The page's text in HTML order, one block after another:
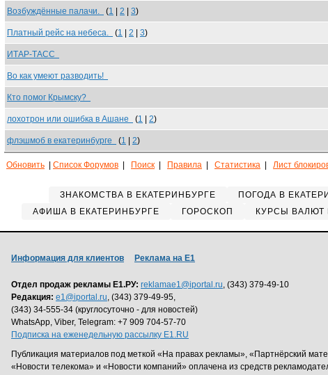
Возбуждённые палачи. (1 2 3)
Платный рейс на небеса. (1 2 3)
ИТАР-ТАСС
Во как умеют разводить!
Кто помог Крымску?
лохотрон или ошибка в Ашане (1 2)
флэшмоб в екатеринбурге (1 2)
Обновить Список Форумов Поиск Правила Статистика Лист
ЗНАКОМСТВА В ЕКАТЕРИНБУРГЕ ПОГОДА В
АФИША В ЕКАТЕРИНБУРГЕ
ГОРОСКОП КУРСЫ ВАЛЮТ
Информация для клиентов Реклама на Е1
Отдел продаж рекламы Е1.РУ: reklamae1@iportal.ru, (343) 379-49-10
Редакция: e1@iportal.ru, (343) 379-49-95,
(343) 34-555-34 (круглосуточно - для новостей)
WhatsApp, Viber, Telegram: +7 909 704-57-70
Подписка на еженедельную рассылку E1.RU
Публикация материалов под меткой «На правах рекламы», «Партнёрский
«Новости телекома» и «Новости компаний» оплачена из средств